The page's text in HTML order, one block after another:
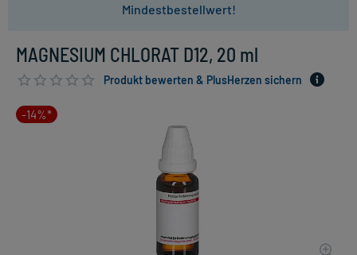
Mindestbestellwert!
MAGNESIUM CHLORAT D12, 20 ml
Produkt bewerten & PlusHerzen sichern
-14%*